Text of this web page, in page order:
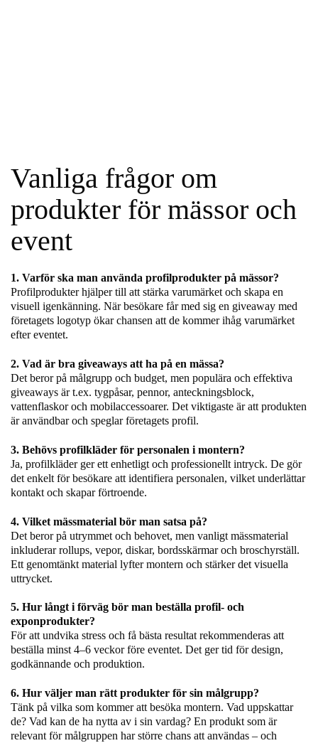
Vanliga frågor om
produkter för mässor och
event
1. Varför ska man använda profilprodukter på mässor?
Profilprodukter hjälper till att stärka varumärket och skapa en
visuell igenkänning. När besökare får med sig en giveaway med
företagets logotyp ökar chansen att de kommer ihåg varumärket
efter eventet.
2. Vad är bra giveaways att ha på en mässa?
Det beror på målgrupp och budget, men populära och effektiva
giveaways är t.ex. tygpåsar, pennor, anteckningsblock,
vattenflaskor och mobilaccessoarer. Det viktigaste är att produkten
är användbar och speglar företagets profil.
3. Behövs profilkläder för personalen i montern?
Ja, profilkläder ger ett enhetligt och professionellt intryck. De gör
det enkelt för besökare att identifiera personalen, vilket underlättar
kontakt och skapar förtroende.
4. Vilket mässmaterial bör man satsa på?
Det beror på utrymmet och behovet, men vanligt mässmaterial
inkluderar rollups, vepor, diskar, bordsskärmar och broschyrställ.
Ett genomtänkt material lyfter montern och stärker det visuella
uttrycket.
5. Hur långt i förväg bör man beställa profil- och
exponprodukter?
För att undvika stress och få bästa resultat rekommenderas att
beställa minst 4–6 veckor före eventet. Det ger tid för design,
godkännande och produktion.
6. Hur väljer man rätt produkter för sin målgrupp?
Tänk på vilka som kommer att besöka montern. Vad uppskattar
de? Vad kan de ha nytta av i sin vardag? En produkt som är
relevant för målgruppen har större chans att användas – och